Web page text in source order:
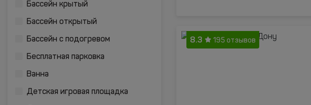
Бассейн крытый
Бассейн открытый
Бассейн с подогревом
Бесплатная парковка
Ванна
Детская игровая площадка
8.3 195 отзывов